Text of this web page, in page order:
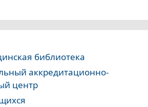
библиотека
аккредитационно-
центр